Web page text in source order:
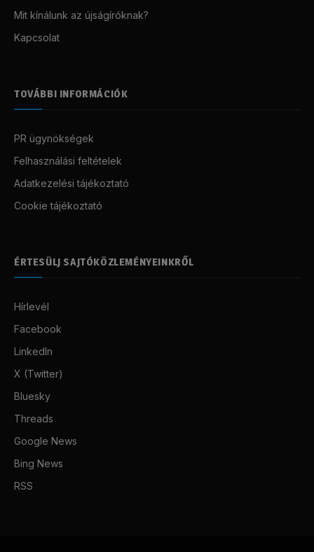
Mit kínálunk az újságíróknak?
Kapcsolat
TOVÁBBI INFORMÁCIÓK
PR ügynökségek
Felhasználási feltételek
Adatkezelési tájékoztató
Cookie tájékoztató
ÉRTESÜLJ SAJTÓKÖZLEMÉNYEINKRŐL
Hírlevél
Facebook
LinkedIn
X (Twitter)
Bluesky
Threads
Google News
Bing News
RSS